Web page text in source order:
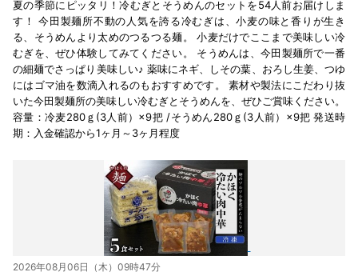
夏の季節にピッタリ！冷むぎとそうめんのセットを54人前お届けしま
す！ 今田製麺所不動の人気を誇る冷むぎは、小麦の味と香りが生き
る、そうめんより太めのつるつる麺。 小麦だけでここまで美味しい冷
むぎを、ぜひ体験してみてください。 そうめんは、今田製麺所で一番
の細麺でさっぱり美味しい♪ 薬味にネギ、しその葉、おろし生姜、つゆ
にはゴマ油を数滴入れるのもおすすめです。 素材や製法にこだわり抜
いた今田製麺所の美味しい冷むぎとそうめんを、ぜひご賞味ください。
容量：冷麦280ｇ(3人前）×9把 /そうめん280ｇ(3人前）×9把 発送時
期：入金確認から1ヶ月～3ヶ月程度
2026年08月06日（木）09時47分